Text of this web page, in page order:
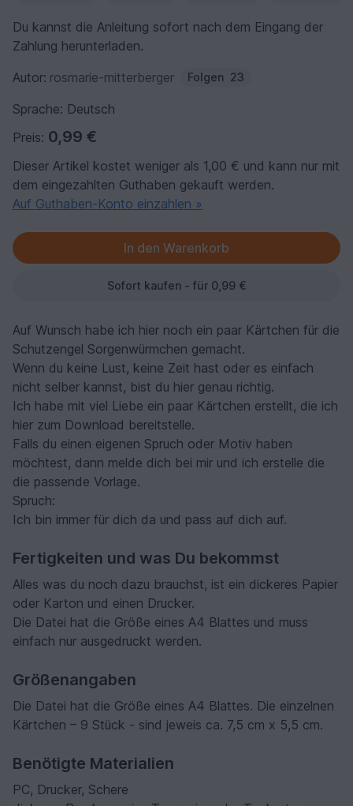
Du kannst die Anleitung sofort nach dem Eingang der
Zahlung herunterladen.
Autor: rosmarie-mitterberger Folgen 23
Sprache: Deutsch
Preis: 0,99 €
Dieser Artikel kostet weniger als 1,00 € und kann nur mit
dem eingezahlten Guthaben gekauft werden.
Auf Guthaben-Konto einzahlen »
Sofort kaufen - für 0,99 €
Auf Wunsch habe ich hier noch ein paar Kärtchen für die
Schutzengel Sorgenwürmchen gemacht.
Wenn du keine Lust, keine Zeit hast oder es einfach
nicht selber kannst, bist du hier genau richtig.
Ich habe mit viel Liebe ein paar Kärtchen erstellt, die ich
hier zum Download bereitstelle.
Falls du einen eigenen Spruch oder Motiv haben
möchtest, dann melde dich bei mir und ich erstelle die
die passende Vorlage.
Spruch:
Ich bin immer für dich da und pass auf dich auf.
Fertigkeiten und was Du bekommst
Alles was du noch dazu brauchst, ist ein dickeres Papier
oder Karton und einen Drucker.
Die Datei hat die Größe eines A4 Blattes und muss
einfach nur ausgedruckt werden.
Größenangaben
Die Datei hat die Größe eines A4 Blattes. Die einzelnen
Kärtchen – 9 Stück - sind jeweis ca. 7,5 cm x 5,5 cm.
Benötigte Materialien
PC, Drucker, Schere